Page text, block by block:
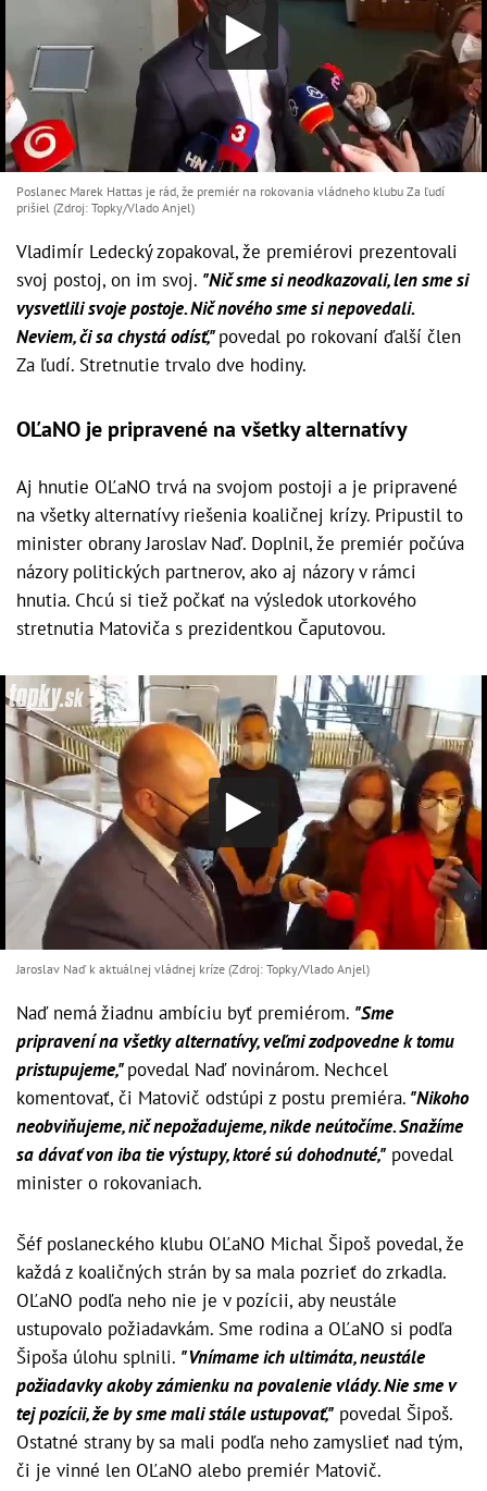
Poslanec Marek Hattas je rád, že premiér na rokovania vládneho klubu Za ľudí
prišiel (Zdroj: Topky/Vlado Anjel)
Vladimír Ledecký zopakoval, že premiérovi prezentovali
svoj postoj, on im svoj. "Nič sme si neodkazovali, len sme si
vysvetlili svoje postoje. Nič nového sme si nepovedali.
Neviem, či sa chystá odísť,"povedal po rokovaní ďalší člen
Za ľudí. Stretnutie trvalo dve hodiny.
OĽaNO je pripravené na všetky alternatívy
Aj hnutie OĽaNO trvá na svojom postoji a je pripravené
na všetky alternatívy riešenia koaličnej krízy. Pripustil to
minister obrany Jaroslav Naď. Doplnil, že premiér počúva
názory politických partnerov, ako aj názory v rámci
hnutia. Chcú si tiež počkať na výsledok utorkového
stretnutia Matoviča s prezidentkou Čaputovou.
Jaroslav Naď k aktuálnej vládnej kríze (Zdroj: Topky/Vlado Anjel)
Naď nemá žiadnu ambíciu byť premiérom. "Sme
pripravení na všetky alternatívy, veľmi zodpovedne k tomu
pristupujeme,"povedal Naď novinárom. Nechcel
komentovať, či Matovič odstúpi z postu premiéra. "Nikoho
neobviňujeme, nič nepožadujeme, nikde neútočíme. Snažíme
sa dávať von iba tie výstupy, ktoré sú dohodnuté," povedal
minister o rokovaniach.
Šéf poslaneckého klubu OĽaNO Michal Šipoš povedal, že
každá z koaličných strán by sa mala pozrieť do zrkadla.
OĽaNO podľa neho nie je v pozícii, aby neustále
ustupovalo požiadavkám. Sme rodina a OĽaNO si podľa
Šipoša úlohu splnili. "Vnímame ich ultimáta, neustále
požiadavky akoby zámienku na povalenie vlády. Nie sme v
tej pozícii, že by sme mali stále ustupovať," povedal Šipoš.
Ostatné strany by sa mali podľa neho zamyslieť nad tým,
či je vinné len OĽaNO alebo premiér Matovič.